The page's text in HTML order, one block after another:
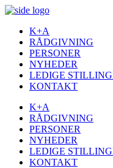
K+A
RÅDGIVNING
PERSONER
NYHEDER
LEDIGE
KONTAKT
K+A
RÅDGIVNING
PERSONER
NYHEDER
LEDIGE
KONTAKT